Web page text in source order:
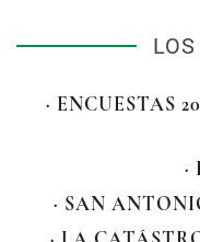
· ENCUESTAS
·
· SAN